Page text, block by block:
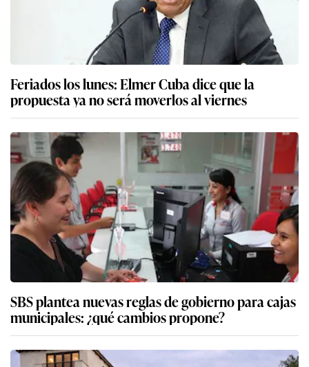
Feriados los lunes: Elmer Cuba dice que la
propuesta ya no será moverlos al viernes
SBS plantea nuevas reglas de gobierno para cajas
municipales: ¿qué cambios propone?